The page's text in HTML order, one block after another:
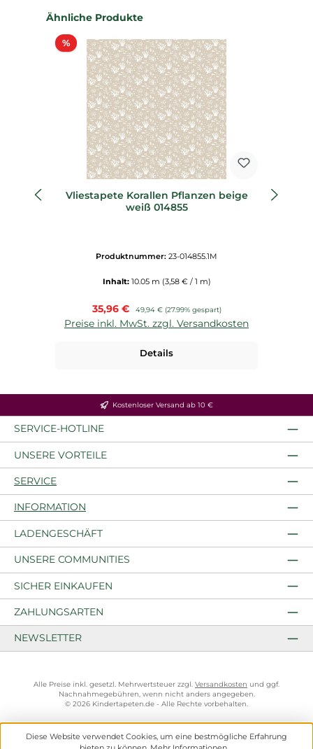
Produktgalerie überspringen
Ähnliche Produkte
%Rabatt
Vliestapete Korallen Pflanzen beige
weiß 014855
Produktnummer: 23-014855.1M
Inhalt: 10.05 m (3,58 € / 1 m)
Verkaufspreis:
35,96 € Regulärer Preis:
49,94 € (27.99% gespart)
Preise inkl. MwSt. zzgl. Versandkosten
Details
Kostenloser Versand ab 10 €
SERVICE-HOTLINE
UNSERE VORTEILE
SERVICE
INFORMATION
LADENGESCHÄFT
UNSERE COMMUNITIES
SICHER EINKAUFEN
ZAHLUNGSARTEN
NEWSLETTER
Alle Preise inkl. gesetzl. Mehrwertsteuer zzgl. Versandkosten und ggf.
Nachnahmegebühren, wenn nicht anders angegeben.
© 2026 Kindertapeten.de - Alle Rechte vorbehalten.
Diese Website verwendet Cookies, um eine bestmögliche Erfahrung